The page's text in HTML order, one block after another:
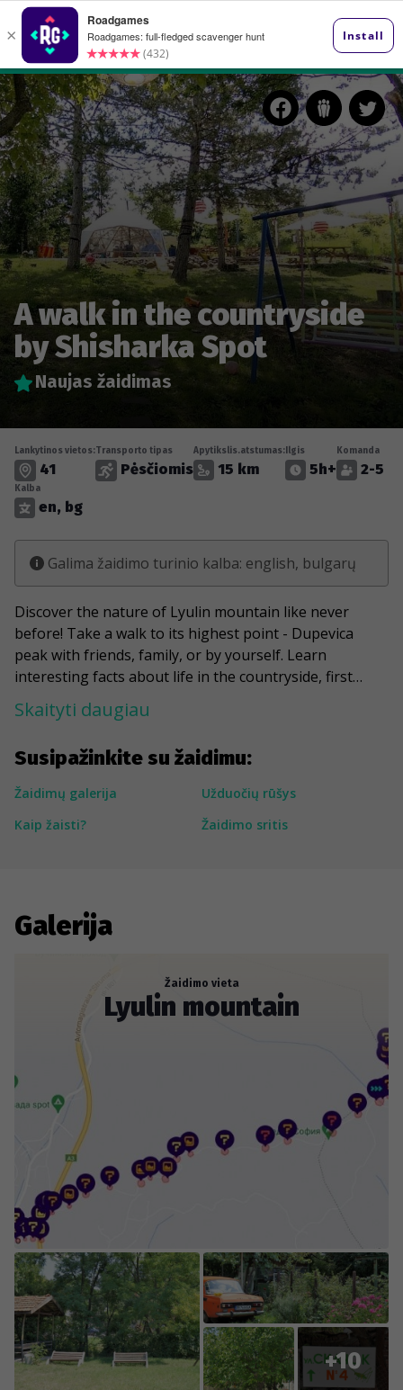
​A walk in the countryside
by Shisharka Spot
Naujas žaidimas
Susipažinkite su žaidimu:
Žaidimų galerija
Užduočių rūšys
Kaip žaisti?
Žaidimo sritis
Lankytinos vietos:
41
Transporto tipas
Pėsčiomis
Apytikslis.atstumas:
15 km
Ilgis
5h+
Komanda
2-5
Kalba
en, bg
Galima žaidimo turinio kalba: english, bulgarų
​Discover the nature of Lyulin mountain like never
before! Take a walk to its highest point - Dupevica
peak with friends, family, or by yourself. Learn
interesting facts about life in the countryside, first
steps in the camping life, and the time when military
service was mandatory. Take your time to enjoy the
long, if you want to collect most points.
Skaityti daugiau
Galerija
Žaidimo vieta
Lyulin mountain
+10